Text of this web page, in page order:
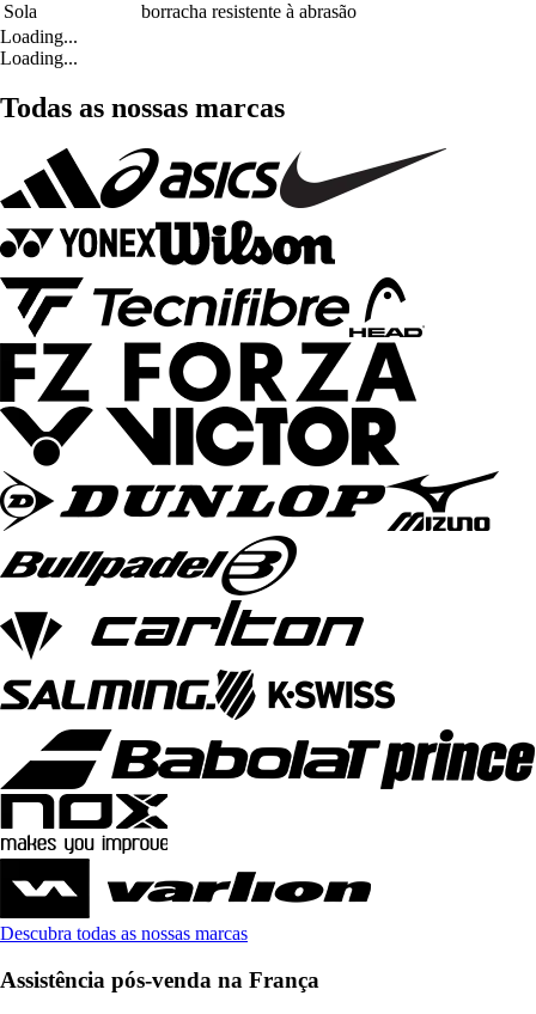
Sola
borracha resistente à abrasão
Loading...
Loading...
Todas as nossas marcas
Descubra todas as nossas marcas
Assistência pós-venda na França